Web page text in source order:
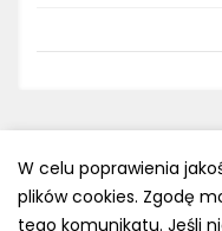
Polityka
W celu poprawienia
plików cookies. Zgodę
tego komunikatu. Jeśli